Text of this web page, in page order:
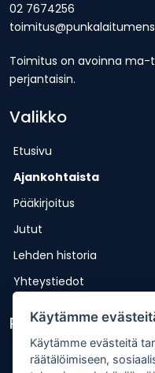
02 7674256
Toimitus on avoinna ma-
perjantaisin.
Valikko
Etusivu
Ajankohtaista
Pääkirjoitus
Jutut
Lehden historia
Yhteystiedot
Pikalinkit
Lähetä uutisvinkki
Käytämme
Käytämme evästeitä
räätälöimiseen,